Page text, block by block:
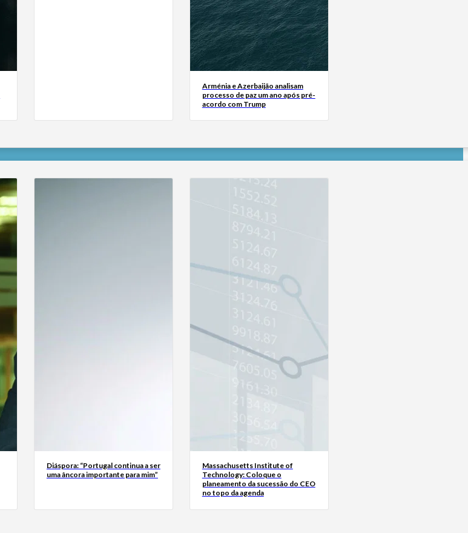
Arménia e Azerbaijão analisam
processo de paz um ano após pré-
acordo com Trump
Diáspora: “Portugal continua a ser
uma âncora importante para mim”
Massachusetts Institute of
Technology: Coloque o
planeamento da sucessão do CEO
no topo da agenda